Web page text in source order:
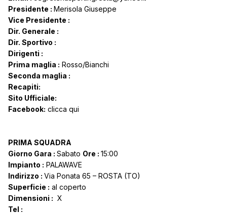
Presidente : Merisola Giuseppe
Vice Presidente :
Dir. Generale :
Dir. Sportivo :
Dirigenti :
Prima maglia : Rosso/Bianchi
Seconda maglia :
Recapiti:
Sito Ufficiale:
Facebook: clicca qui
PRIMA SQUADRA
Giorno Gara : Sabato Ore : 15:00
Impianto : PALAWAVE
Indirizzo : Via Ponata 65 – ROSTA (TO)
Superficie : al coperto
Dimensioni : X
Tel :